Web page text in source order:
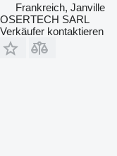
Frankreich, Janville
OSERTECH SARL
Verkäufer kontaktieren